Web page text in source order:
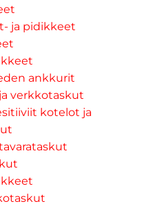
ja pidikkeet
ankkurit
verkkotaskut
kotelot ja